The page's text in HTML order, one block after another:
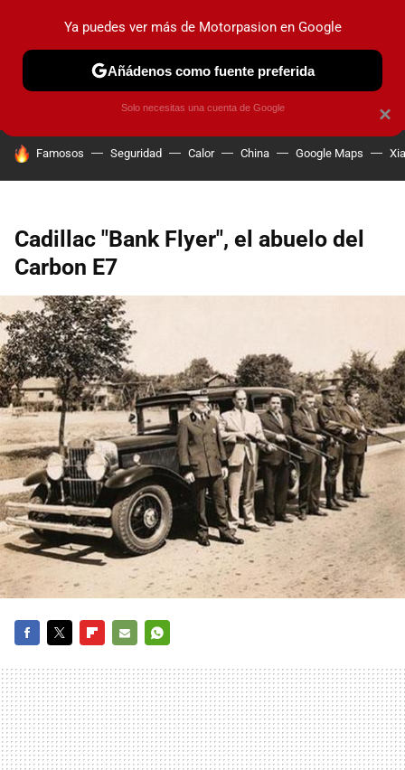
PRUEBAS COCHES ELÉCTRICOS OBSERVATORIO
HOY SE HABLA DE
Famosos Seguridad Calor China Google Maps
Cadillac "Bank Flyer", el abuelo del
Carbon E7
MAIL
×
Ya puedes ver más de Motorpasion en Google
Añádenos como fuente preferida
Solo necesitas una cuenta de Google